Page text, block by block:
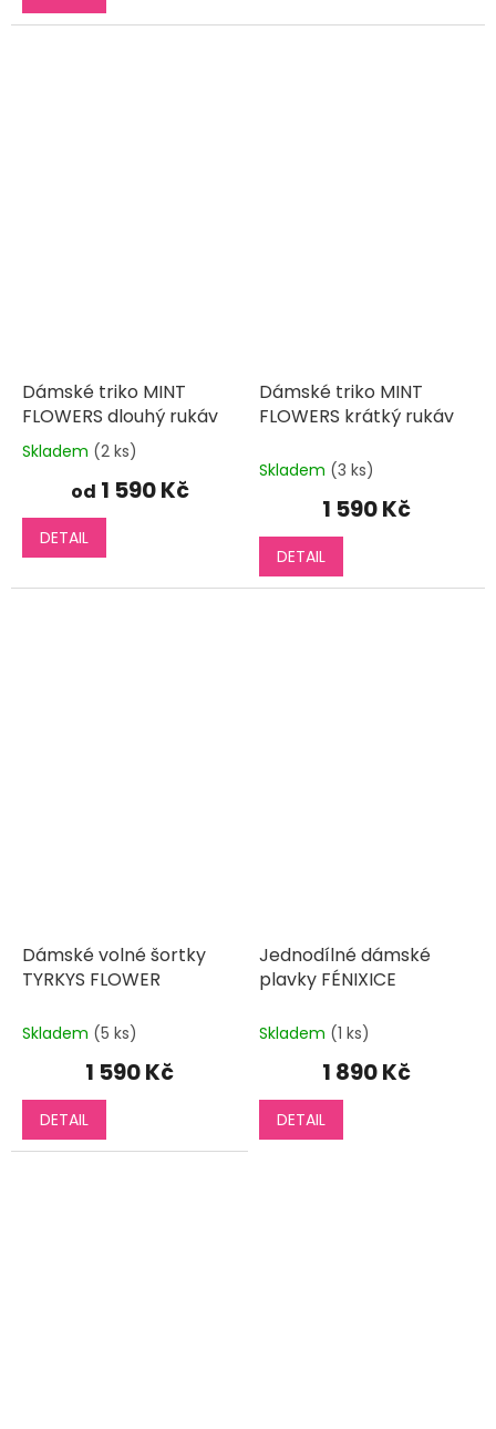
Dámské triko MINT
FLOWERS dlouhý rukáv
Průměrné
produktu
je
5,0
z
Skladem (2 ks)
od 1 590 Kč
DETAIL
Dámské triko MINT
FLOWERS krátký rukáv
Skladem (3 ks)
1 590 Kč
DETAIL
Dámské volné šortky
TYRKYS FLOWER
Skladem (5 ks)
1 590 Kč
DETAIL
Jednodílné dámské
plavky FÉNIXICE
Skladem (1 ks)
1 890 Kč
DETAIL